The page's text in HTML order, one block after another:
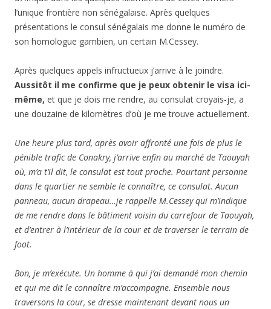
l’unique frontière non sénégalaise. Après quelques
présentations le consul sénégalais me donne le numéro de
son homologue gambien, un certain M.Cessey.
Après quelques appels infructueux j’arrive à le joindre.
Aussitôt il me confirme que je peux obtenir le visa ici-
même, et que je dois me rendre, au consulat croyais-je, a
une douzaine de kilomètres d’où je me trouve actuellement.
Une heure plus tard, après avoir affronté une fois de plus le
pénible trafic de Conakry, j’arrive enfin au marché de Taouyah
où, m’a t’il dit, le consulat est tout proche. Pourtant personne
dans le quartier ne semble le connaître, ce consulat. Aucun
panneau, aucun drapeau…je rappelle M.Cessey qui m’indique
de me rendre dans le bâtiment voisin du carrefour de Taouyah,
et d’entrer à l’intérieur de la cour et de traverser le terrain de
foot.
Bon, je m’exécute. Un homme à qui j’ai demandé mon chemin
et qui me dit le connaître m’accompagne. Ensemble nous
traversons la cour, se dresse maintenant devant nous un